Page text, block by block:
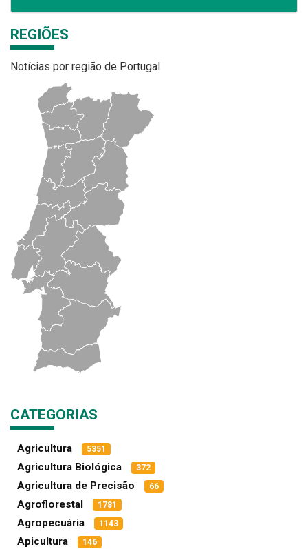
REGIÕES
Notícias por região de Portugal
CATEGORIAS
Agricultura 5351
Agricultura Biológica 372
Agricultura de Precisão 66
Agroflorestal 1781
Agropecuária 1143
Apicultura 146